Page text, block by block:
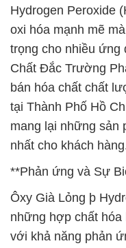
Hydrogen Peroxide
oxi hóa mạnh mẽ
trọng cho nhiều ứng
Chất Đắc Trường
bán hóa chất chất
tại Thành Phố Hồ
mang lại những sản
nhất cho khách
**Phản ứng và Sự
Ôxy Già Lỏng þ
những hợp chất
với khả năng phản